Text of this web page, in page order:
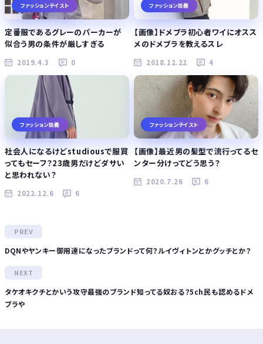
ファッションテイスト
定番服であるグレーのパーカーが
似合う男の条件が厳しすぎる
2019.4.3 0
ファッション談義
【画像】ドメブラ初心者ワイにオスス
メのドメブラを教えるスレ
2018.12.22 4
ファッション談義
社会人になるけどstudiousで服買
ってもセーフ？23歳男だけどダサい
と思われない？
2022.12.6 6
ファッションテイスト
【画像】最近男の髪型で流行ってるセ
ンター分けってどう思う？
2020.7.26 6
DQNやヤンキー御用達になったブランドって何？ルイヴィトンとかグッチとか？
タケオキクチとかいう攻守最強のブランド知ってる奴おる？5ch民も認めるドメ
ブラや